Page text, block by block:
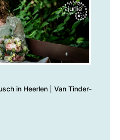
in Heerlen | Van Tinder-